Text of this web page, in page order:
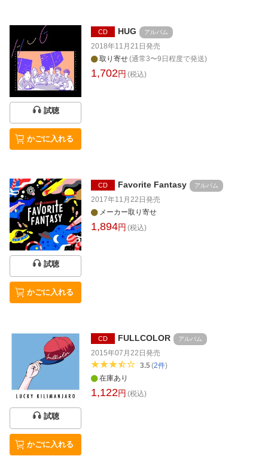
試聴
かごに入れる
CD HUG アルバム
2018年11月21日発売
取り寄せ(通常3〜9日程度で発送)
1,702円 (税込)
試聴
かごに入れる
CD Favorite Fantasy アルバム
2017年11月22日発売
メーカー取り寄せ
1,894円 (税込)
試聴
かごに入れる
CD FULLCOLOR アルバム
2015年07月22日発売
3.5(2件)
在庫あり
1,122円 (税込)